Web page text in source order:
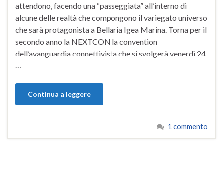
attendono, facendo una “passeggiata” all’interno di
alcune delle realtà che compongono il variegato universo
che sarà protagonista a Bellaria Igea Marina. Torna per il
secondo anno la NEXTCON la convention
dell’avanguardia connettivista che si svolgerà venerdì 24
…
Continua a leggere
1 commento